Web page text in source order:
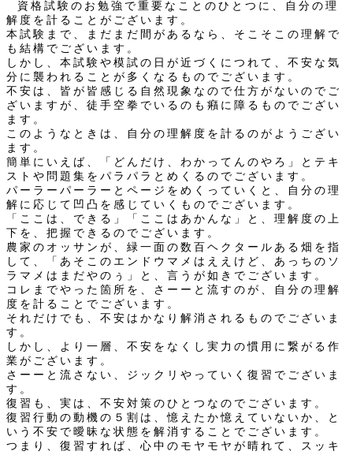
資格試験のお勉強で重要なことのひとつに、自分の理
解度を計ることがございます。
本試験まで、まだまだ間があるなら、そこそこの理解で
も結構でございます。
しかし、本試験や模試の日が近づくにつれて、不安な気
分に襲われることが多くなるものでございます。
不安は、皆が皆感じる自然現象なので仕方がないのでご
ざいますが、徒手空拳でいるのも癪に障るものでござい
ます。
このようなときは、自分の理解度を計るのがようござい
ます。
簡単にいえば、「どんだけ、わかってんのやろ」とテキ
ストや問題集をパラパラとめくるのでございます。
パーラーパーラーとページをめくっていくと、自分の理
解に応じて凹凸を感じていくものでございます。
「ここは、できる」「ここはあかんな」と、理解度の上
下を、把握できるのでございます。
農家のオッサンが、緑一面の数百ヘクタールある畑を指
して、「あそこのエンドウマメはええけど、あっちのソ
ラマメはまだやのぅ」と、言うが如きでございます。
コレまでやった箇所を、さーーと流すのが、自分の理解
度を計ることでございます。
それだけでも、不安はかなり解消されるものでございま
す。
しかし、より一層、不安をなくし実力の慣用に繋がる作
業がございます。
さーーと流さない、ジックリやっていく復習でございま
す。
復習も、実は、不安対策のひとつなのでございます。
復習行動の動機の５割は、憶えたか憶えていないか、と
いう不安で曖昧な状態を解消することでございます。
つまり、復習すれば、心中のモヤモヤが晴れて、スッキ